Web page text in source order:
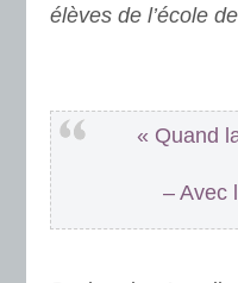
élèves de l’école
« Quand
– Avec